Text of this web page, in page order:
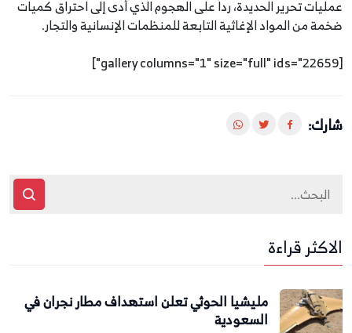
عمليات تحرير الحديدة، رداً على الهجوم الذي أدى إلى احتراق كميات
ضخمة من المواد الإغاثية التابعة للمنظمات الإنسانية والتجار.
[gallery columns="1" size="full" ids="22659"]
شارك:
الاكثر قراءة
مليشيا الحوثي تعلن استهداف مطار نجران في
السعودية